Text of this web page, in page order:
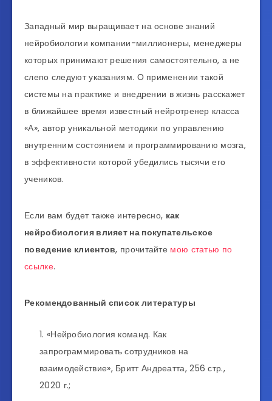
Западный мир выращивает на основе знаний
нейробиологии компании-миллионеры, менеджеры
которых принимают решения самостоятельно, а не
слепо следуют указаниям. О применении такой
системы на практике и внедрении в жизнь расскажет
в ближайшее время известный нейротренер класса
«А», автор уникальной методики по управлению
внутренним состоянием и программированию мозга,
в эффективности которой убедились тысячи его
учеников.
Если вам будет также интересно, как
нейробиология влияет на покупательское
поведение клиентов, прочитайте мою статью по
ссылке.
Рекомендованный список литературы
«Нейробиология команд. Как
запрограммировать сотрудников на
взаимодействие», Бритт Андреатта, 256 стр.,
2020 г.;